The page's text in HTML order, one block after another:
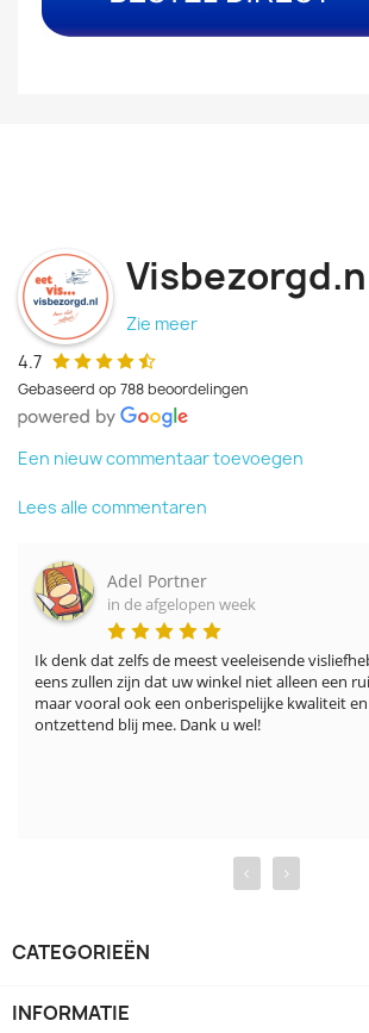
Zie meer
4.7
Gebaseerd op 788 beoordelingen
Een nieuw commentaar toevoegen
Lees alle commentaren
Adel Portner
in de afgelopen week
Ik denk dat zelfs de meest veeleisende
eens zullen zijn dat uw winkel niet alleen een
maar vooral ook een onberispelijke kwaliteit
ontzettend blij mee. Dank u wel!
‹ ›
CATEGORIEËN
INFORMATIE